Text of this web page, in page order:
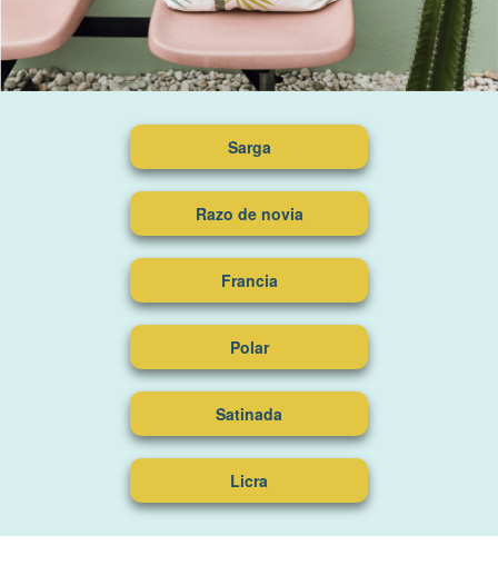
Sarga
Razo de novia
Francia
Polar
Satinada
Licra